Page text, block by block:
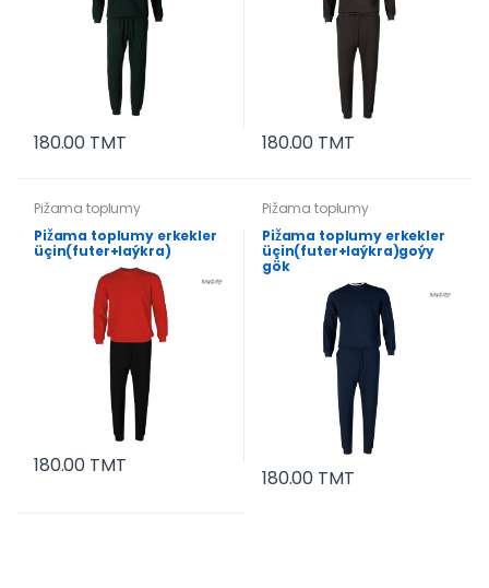
180.00 TMT 180.00 TMT
Pižama toplumy
Pižama toplumy erkekler
üçin(futer+laýkra)
180.00 TMT
Pižama toplumy
Pižama toplumy erkekler
üçin(futer+laýkra)goýy
gök
180.00 TMT